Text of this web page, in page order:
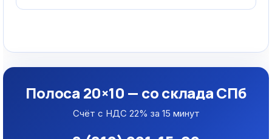
Полоса 20×10 — со склада СПб
Счёт с НДС 22% за 15 минут